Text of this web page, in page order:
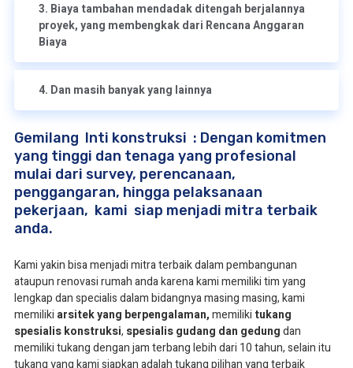
3. Biaya tambahan mendadak ditengah berjalannya
proyek, yang membengkak dari Rencana Anggaran
Biaya
4. Dan masih banyak yang lainnya
Gemilang Inti konstruksi : Dengan komitmen
yang tinggi dan tenaga yang profesional
mulai dari survey, perencanaan,
penggangaran, hingga pelaksanaan
pekerjaan, kami siap menjadi mitra terbaik
anda.
Kami yakin bisa menjadi mitra terbaik dalam pembangunan
ataupun renovasi rumah anda karena kami memiliki tim yang
lengkap dan specialis dalam bidangnya masing masing, kami
memiliki arsitek yang berpengalaman,memiliki tukang
spesialiskonstruksi, spesialis gudang dan gedungdan
memiliki tukang dengan jam terbang lebih dari 10 tahun, selain itu
tukang yang kami siapkan adalah tukang pilihan yang terbaik